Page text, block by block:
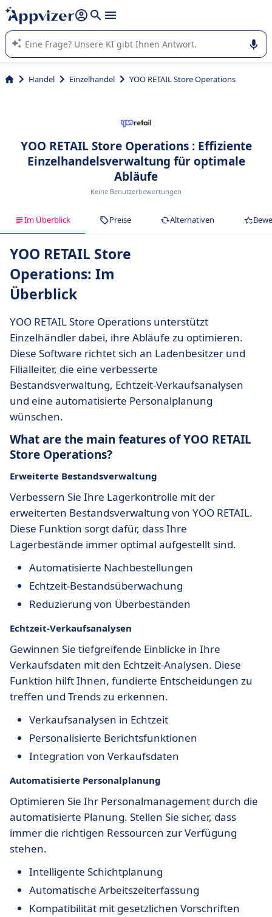
beantworten (mehrere Zeilen mit
Die KI von Appvizer führt Sie bei der Nutzung oder Auswahl
von SaaS-Software in Unternehmen.
Handel Einzelhandel YOO RETAIL Store Operations
YOO RETAIL Store Operations : Effiziente
Einzelhandelsverwaltung für optimale
Abläufe
Keine Benutzerbewertungen
Im Überblick Preise Alternativen
YOO RETAIL Store
Operations: Im
Überblick
YOO RETAIL Store Operations unterstützt
Einzelhändler dabei, ihre Abläufe zu optimieren.
Diese Software richtet sich an Ladenbesitzer und
Filialleiter, die eine verbesserte
Bestandsverwaltung, Echtzeit-Verkaufsanalysen
und eine automatisierte Personalplanung
wünschen.
What are the main features of YOO RETAIL
Store Operations?
Erweiterte Bestandsverwaltung
Verbessern Sie Ihre Lagerkontrolle mit der
erweiterten Bestandsverwaltung von YOO RETAIL.
Diese Funktion sorgt dafür, dass Ihre
Lagerbestände immer optimal aufgestellt sind.
Automatisierte Nachbestellungen
Echtzeit-Bestandsüberwachung
Reduzierung von Überbeständen
Echtzeit-Verkaufsanalysen
Gewinnen Sie tiefgreifende Einblicke in Ihre
Verkaufsdaten mit den Echtzeit-Analysen. Diese
Funktion hilft Ihnen, fundierte Entscheidungen zu
treffen und Trends zu erkennen.
Verkaufsanalysen in Echtzeit
Personalisierte Berichtsfunktionen
Integration von Verkaufsdaten
Automatisierte Personalplanung
Optimieren Sie Ihr Personalmanagement durch die
automatisierte Planung. Stellen Sie sicher, dass
immer die richtigen Ressourcen zur Verfügung
stehen.
Intelligente Schichtplanung
Automatische Arbeitszeiterfassung
Kompatibilität mit gesetzlichen Vorschriften